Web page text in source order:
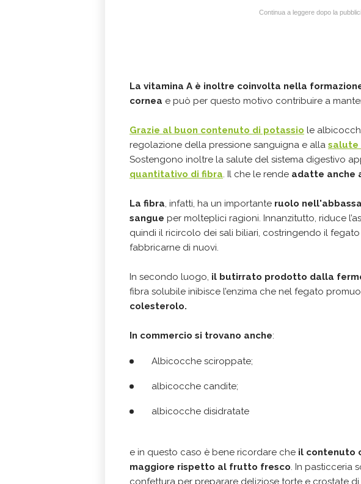
Continua a leggere dopo la
La vitamina A è inoltre coinvolta nella
cornea e può per questo motivo contribuire a
Grazie al buon contenuto di potassio le
regolazione della pressione sanguigna e alla salute
Sostengono inoltre la salute del sistema digestivo
quantitativo di fibra. Il che le rende adatte anche
La fibra, infatti, ha un importante ruolo
sangue per molteplici ragioni. Innanzitutto, riduce
quindi il ricircolo dei sali biliari, costringendo il
fabbricarne di nuovi.
In secondo luogo, il butirrato prodotto dalla
fibra solubile inibisce l’enzima che nel fegato
colesterolo.
In commercio si trovano anche:
Albicocche sciroppate;
albicocche candite;
albicocche disidratate
e in questo caso è bene ricordare che il contenuto
maggiore rispetto al frutto fresco. In pasticceria
confettura per preparare deliziose torte e crostate